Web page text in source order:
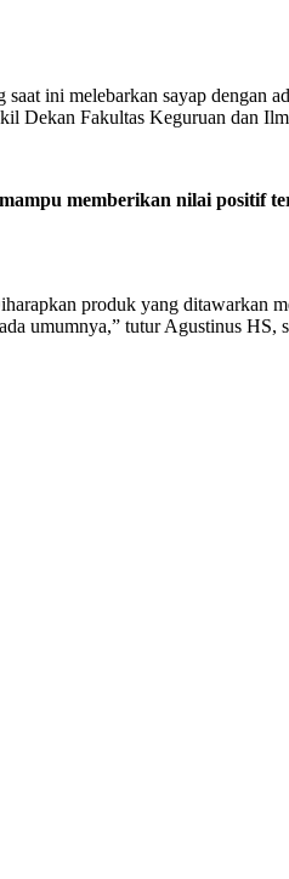
ini melebarkan sayap dengan
Dekan Fakultas Keguruan dan
memberikan nilai positif
produk yang
umumnya,” tutur Agustinus